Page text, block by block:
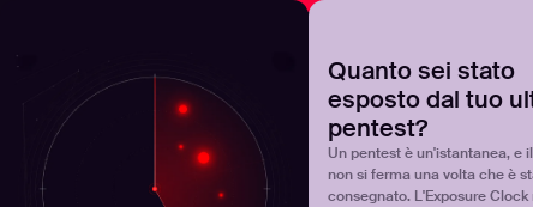
Quanto sei stato
esposto dal tuo
pentest?
Un pentest è un'istantanea, e
non si ferma una volta che è
consegnato. L'Exposure Clock
Scoprite dove si trova realmente il vostro
Products